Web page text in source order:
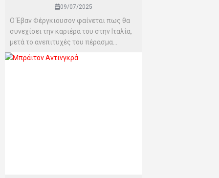
09/07/2025
Ο Έβαν Φέργκιουσον φαίνεται πως θα
συνεχίσει την καριέρα του στην Ιταλία,
μετά το ανεπιτυχές του πέρασμα...